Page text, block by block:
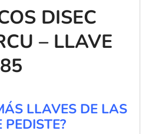
DISEC
– LLAVE
LLAVES DE LAS
PEDISTE?